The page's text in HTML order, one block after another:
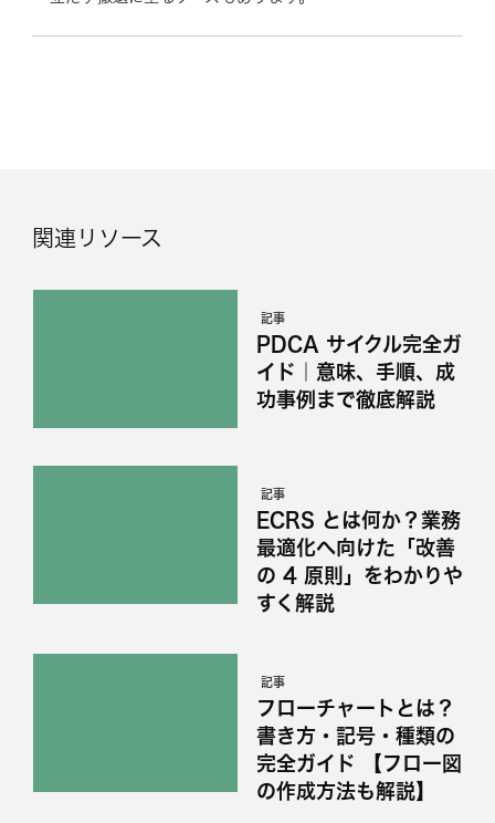
関連リソース
記事
PDCA サイクル完全ガ
イド｜意味、手順、成
功事例まで徹底解説
記事
ECRS とは何か？業務
最適化へ向けた「改善
の 4 原則」をわかりや
すく解説
記事
フローチャートとは？
書き方・記号・種類の
完全ガイド 【フロー図
の作成方法も解説】